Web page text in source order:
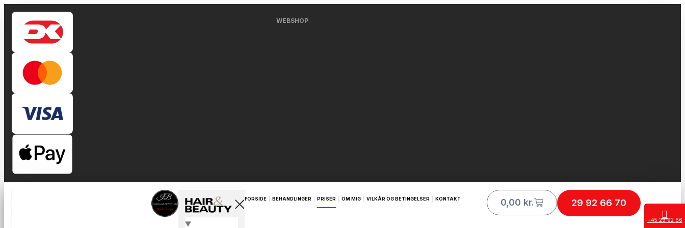
WEBSHOP
FORSIDE BEHANDLINGER PRISER OM MIG VILKÅR OG BETINGELSER KONTAKT 0,00 kr. 29 92 66 70
+45 29 92 66